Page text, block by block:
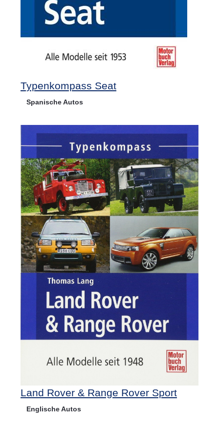
Typenkompass Seat
Spanische Autos
Land Rover & Range Rover Sport
Englische Autos